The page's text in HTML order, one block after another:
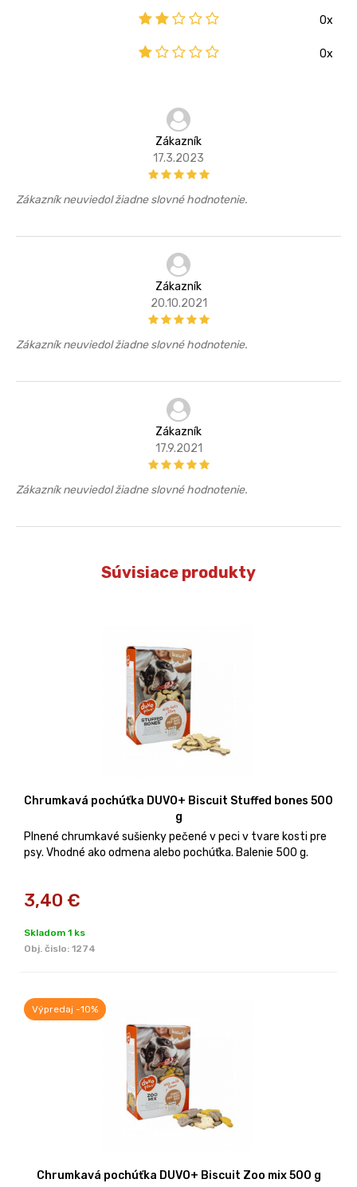
0x
0x
Zákazník
17.3.2023
Zákazník neuviedol žiadne slovné hodnotenie.
Zákazník
20.10.2021
Zákazník neuviedol žiadne slovné hodnotenie.
Zákazník
17.9.2021
Zákazník neuviedol žiadne slovné hodnotenie.
Súvisiace produkty
Chrumkavá pochúťka DUVO+ Biscuit Stuffed bones 500
g
Plnené chrumkavé sušienky pečené v peci v tvare kosti pre
psy. Vhodné ako odmena alebo pochúťka. Balenie 500 g.
3,40 €
Skladom 1 ks
Obj. čislo: 1274
Výpredaj -10%
Chrumkavá pochúťka DUVO+ Biscuit Zoo mix 500 g